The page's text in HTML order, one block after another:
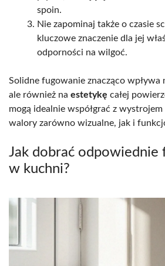
spoin.
Nie zapominaj także o czasie
kluczowe znaczenie dla jej
odporności na wilgoć.
Solidne fugowanie znacząco wpływa
ale również na estetykę całej
mogą idealnie współgrać z
walory zarówno wizualne, jak i
Jak dobrać odpowiednie
w kuchni?